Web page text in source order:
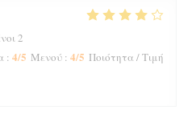
2
: 4/5 Μενού : 4/5 Ποιότητα / Τιμή